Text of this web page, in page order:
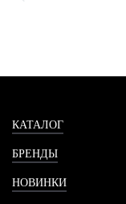
КАТАЛОГ
БРЕНДЫ
НОВИНКИ